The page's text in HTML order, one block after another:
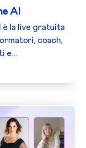
AI
è la live gratuita
coach,
e...